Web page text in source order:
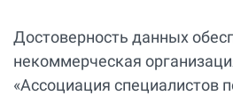
Достоверность данных
некоммерческая
«Ассоциация специалистов